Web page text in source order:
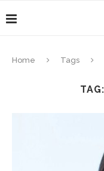
Home Tags
TAG: